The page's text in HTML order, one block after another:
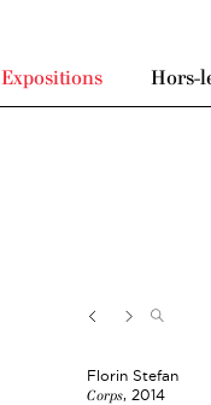
Expositions Hors-
Florin Stefan
Corps, 2014